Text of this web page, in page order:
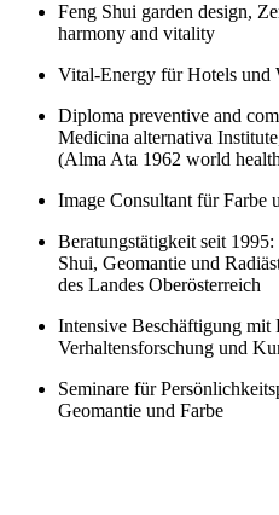
Feng Shui garden design,
harmony and vitality
Vital-Energy für Hotels und
Diploma preventive and
Medicina alternativa
(Alma Ata 1962 world
Image Consultant für Farbe
Beratungstätigkeit seit
Shui, Geomantie und
des Landes Oberösterreich
Intensive Beschäftigung mit
Verhaltensforschung und
Seminare für
Geomantie und Farbe